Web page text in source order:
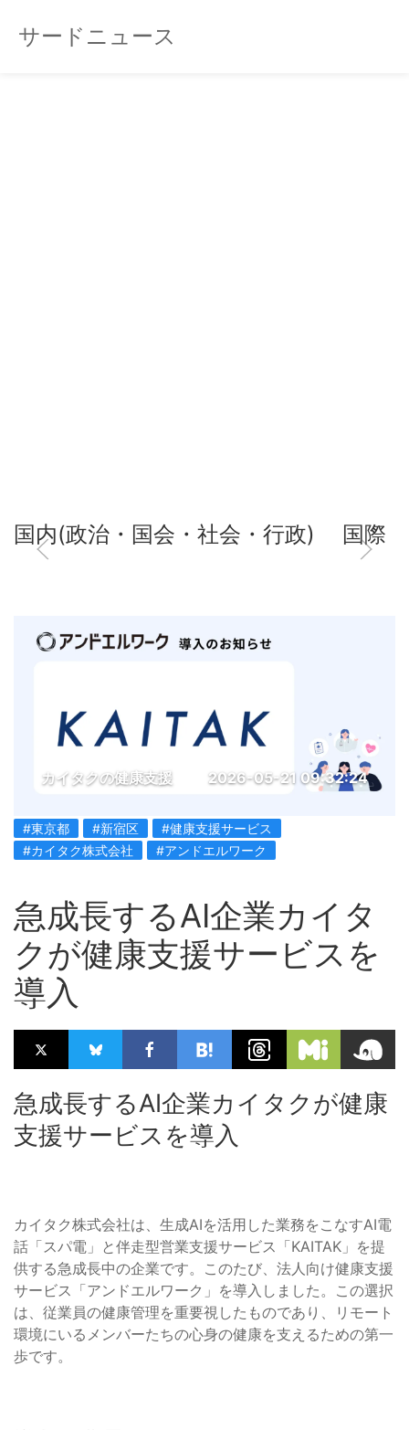
サードニュース
国内(政治・国会・社会・行政) 国際
カイタクの健康支援 2026-05-21 09:32:24
#東京都 #新宿区
#健康支援サービス
#カイタク株式会社
#アンドエルワーク
急成長するAI企業カイタ
クが健康支援サービスを
導入
急成長するAI企業カイタクが健康
支援サービスを導入
カイタク株式会社は、生成AIを活用した業務をこなすAI電
話「スパ電」と伴走型営業支援サービス「KAITAK」を提
供する急成長中の企業です。このたび、法人向け健康支援
サービス「アンドエルワーク」を導入しました。この選択
は、従業員の健康管理を重要視したものであり、リモート
環境にいるメンバーたちの心身の健康を支えるための第一
歩です。